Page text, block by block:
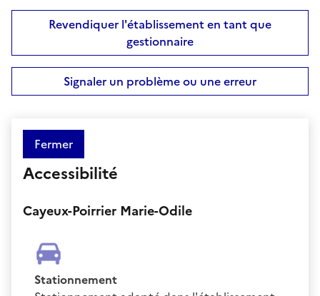
Revendiquer l'établissement en tant que
gestionnaire
Signaler un problème ou une erreur
Fermer
Accessibilité
Cayeux-Poirrier Marie-Odile
Stationnement